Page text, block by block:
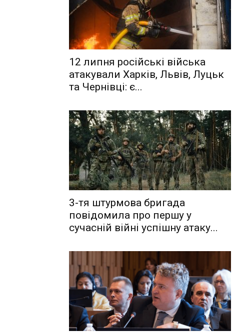
12 липня російські війська
атакували Харків, Львів, Луцьк
та Чернівці: є...
3-тя штурмова бригада
повідомила про першу у
сучасній війні успішну атаку...